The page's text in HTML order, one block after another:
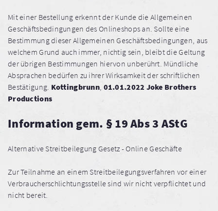
Mit einer Bestellung erkennt der Kunde die Allgemeinen
Geschäftsbedingungen des Onlineshops an. Sollte eine
Bestimmung dieser Allgemeinen Geschäftsbedingungen, aus
welchem Grund auch immer, nichtig sein, bleibt die Geltung
der übrigen Bestimmungen hiervon unberührt. Mündliche
Absprachen bedürfen zu ihrer Wirksamkeit der schriftlichen
Bestätigung. Kottingbrunn, 01.01.2022 Joke Brothers
Productions
Information gem. § 19 Abs 3 AStG
Alternative Streitbeilegung Gesetz - Online Geschäfte
Zur Teilnahme an einem Streitbeilegungsverfahren vor einer
Verbraucherschlichtungsstelle sind wir nicht verpflichtet und
nicht bereit.